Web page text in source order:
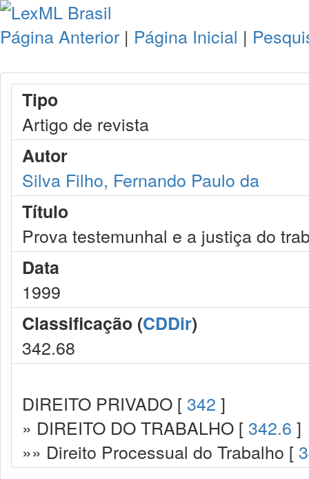
Página Anterior | Página Inicial |
Tipo
Artigo de revista
Autor
Silva Filho, Fernando Paulo da
Título
Prova testemunhal e a justiça do
Data
1999
Classificação (CDDir)
342.68
DIREITO PRIVADO [ 342 ]
» DIREITO DO TRABALHO [ 342.6 ]
»» Direito Processual do Trabalho [